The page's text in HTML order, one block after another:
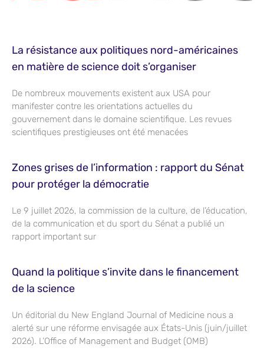
La résistance aux politiques nord-américaines
en matière de science doit s’organiser
De nombreux mouvements existent aux USA pour
manifester contre les orientations actuelles du
gouvernement dans le domaine scientifique. Les revues
scientifiques prestigieuses ont été menacées
Zones grises de l’information : rapport du Sénat
pour protéger la démocratie
Le 9 juillet 2026, la commission de la culture, de l’éducation,
de la communication et du sport du Sénat a publié un
rapport important sur
Quand la politique s’invite dans le financement
de la science
Un éditorial du New England Journal of Medicine nous a
alerté sur une réforme envisagée aux États-Unis (juin/juillet
2026). L’Office of Management and Budget (OMB)